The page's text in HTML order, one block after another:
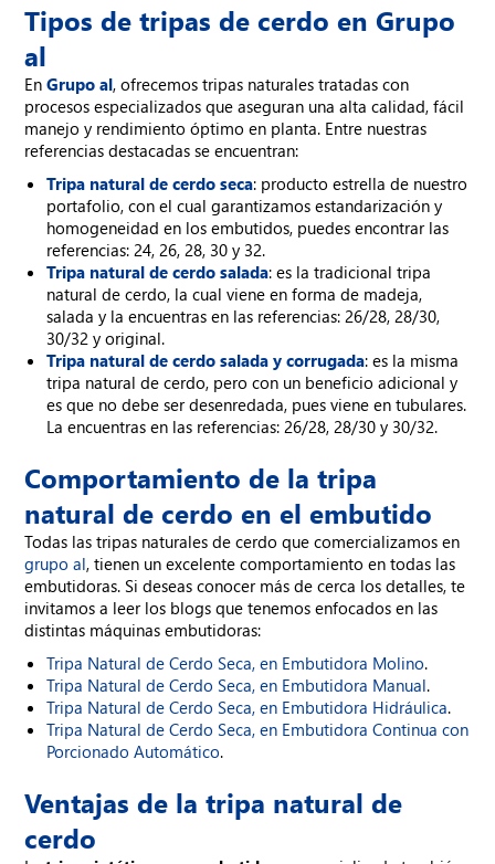
Tipos de tripas de cerdo en Grupo
al
EnGrupo al, ofrecemos tripas naturales tratadas con
procesos especializados que aseguran una alta calidad, fácil
manejo y rendimiento óptimo en planta. Entre nuestras
referencias destacadas se encuentran:
Tripa natural de cerdo seca: producto estrella de nuestro
portafolio, con el cual garantizamos estandarización y
homogeneidad en los embutidos, puedes encontrar las
referencias: 24, 26, 28, 30 y 32.
Tripa natural de cerdo salada: es la tradicional tripa
natural de cerdo, la cual viene en forma de madeja,
salada y la encuentras en las referencias: 26/28, 28/30,
30/32 y original.
Tripa natural de cerdo salada y corrugada: es la misma
tripa natural de cerdo, pero con un beneficio adicional y
es que no debe ser desenredada, pues viene en tubulares.
La encuentras en las referencias: 26/28, 28/30 y 30/32.
Comportamiento de la tripa
natural de cerdo en el embutido
Todas las tripas naturales de cerdo que comercializamos en
grupo al, tienen un excelente comportamiento en todas las
embutidoras. Si deseas conocer más de cerca los detalles, te
invitamos a leer los blogs que tenemos enfocados en las
distintas máquinas embutidoras:
Tripa Natural de Cerdo Seca, en Embutidora Molino.
Tripa Natural de Cerdo Seca, en Embutidora Manual.
Tripa Natural de Cerdo Seca, en Embutidora Hidráulica.
Tripa Natural de Cerdo Seca, en Embutidora Continua con
Porcionado Automático.
Ventajas de la tripa natural de
cerdo